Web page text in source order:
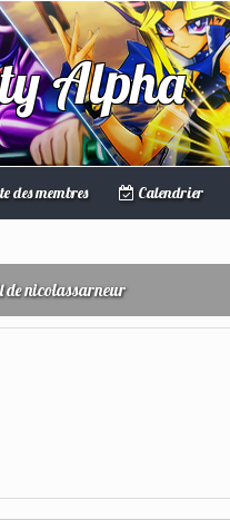
Alpha
des membres Calendrier
de nicolassarneur